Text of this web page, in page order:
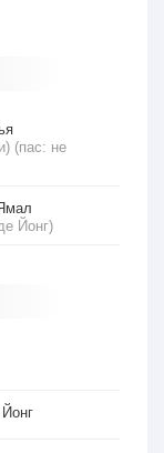
(пас: не
Йонг)